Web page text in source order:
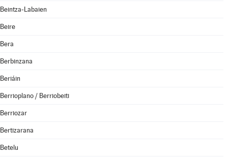
Beintza-Labaien
Beire
Bera
Berbinzana
Beriáin
Berrioplano / Berriobeiti
Berriozar
Bertizarana
Betelu